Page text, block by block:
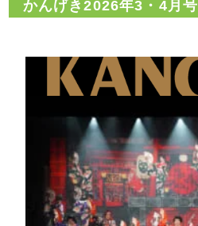
かんげき2026年3・4月号